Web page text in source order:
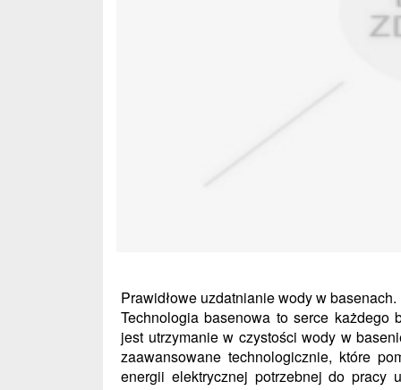
Prawidłowe uzdatnianie wody w basenach.
Technologia basenowa to serce
jest utrzymanie w czystości wody w
zaawansowane technologicznie, które
energii elektrycznej potrzebnej do pracy